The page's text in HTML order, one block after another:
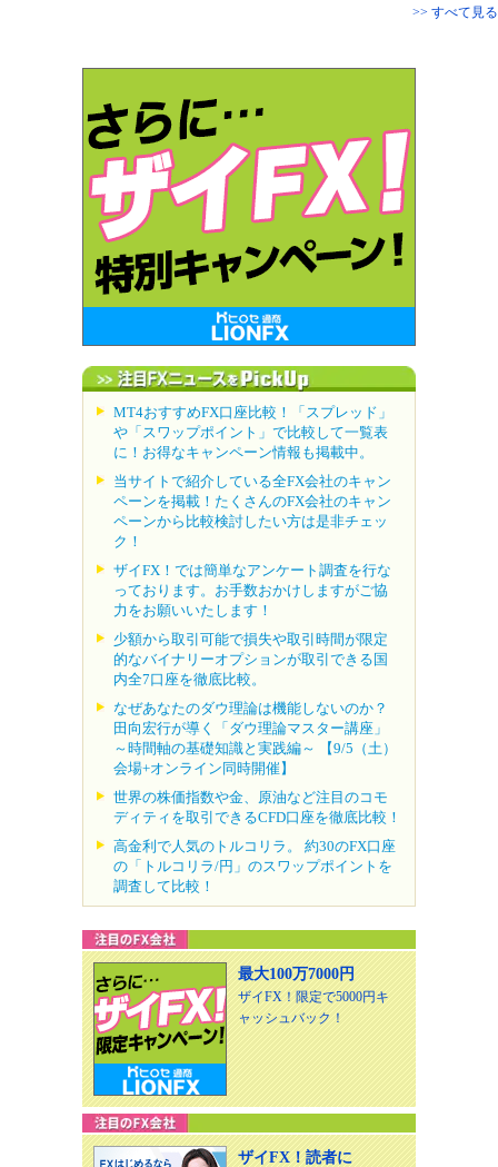
>> すべて見る
MT4おすすめFX口座比較！「スプレッド」
や「スワップポイント」で比較して一覧表
に！お得なキャンペーン情報も掲載中。
当サイトで紹介している全FX会社のキャン
ペーンを掲載！たくさんのFX会社のキャン
ペーンから比較検討したい方は是非チェッ
ク！
ザイFX！では簡単なアンケート調査を行な
っております。お手数おかけしますがご協
力をお願いいたします！
少額から取引可能で損失や取引時間が限定
的なバイナリーオプションが取引できる国
内全7口座を徹底比較。
なぜあなたのダウ理論は機能しないのか？
田向宏行が導く「ダウ理論マスター講座」
～時間軸の基礎知識と実践編～ 【9/5（土）
会場+オンライン同時開催】
世界の株価指数や金、原油など注目のコモ
ディティを取引できるCFD口座を徹底比較！
高金利で人気のトルコリラ。 約30のFX口座
の「トルコリラ/円」のスワップポイントを
調査して比較！
最大100万7000円
ザイFX！限定で5000円キ
ャッシュバック！
ザイFX！読者に